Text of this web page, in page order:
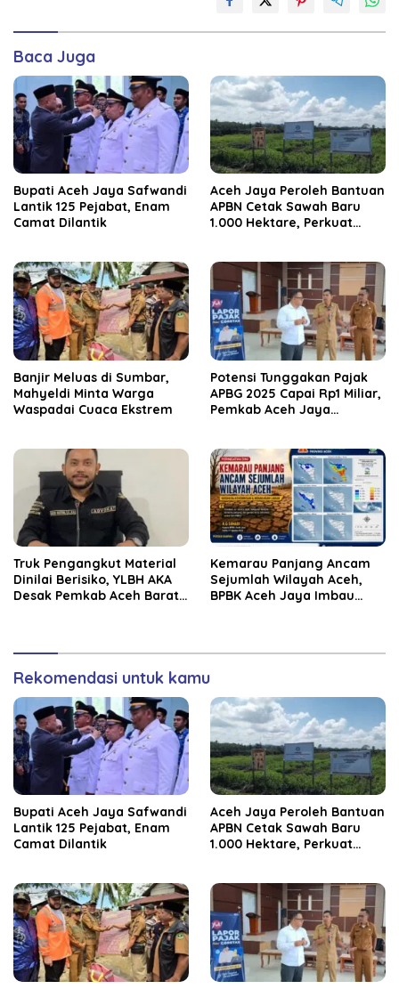
Baca Juga
Bupati Aceh Jaya Safwandi
Lantik 125 Pejabat, Enam
Camat Dilantik
Aceh Jaya Peroleh Bantuan
APBN Cetak Sawah Baru
1.000 Hektare, Perkuat
Banjir Meluas di Sumbar,
Mahyeldi Minta Warga
Waspadai Cuaca Ekstrem
Potensi Tunggakan Pajak
APBG 2025 Capai Rp1 Miliar,
Pemkab Aceh Jaya
Truk Pengangkut Material
Dinilai Berisiko, YLBH AKA
Desak Pemkab Aceh Barat
Kemarau Panjang Ancam
Sejumlah Wilayah Aceh,
BPBK Aceh Jaya Imbau
Rekomendasi untuk kamu
Bupati Aceh Jaya Safwandi
Lantik 125 Pejabat, Enam
Camat Dilantik
Aceh Jaya Peroleh Bantuan
APBN Cetak Sawah Baru
1.000 Hektare, Perkuat